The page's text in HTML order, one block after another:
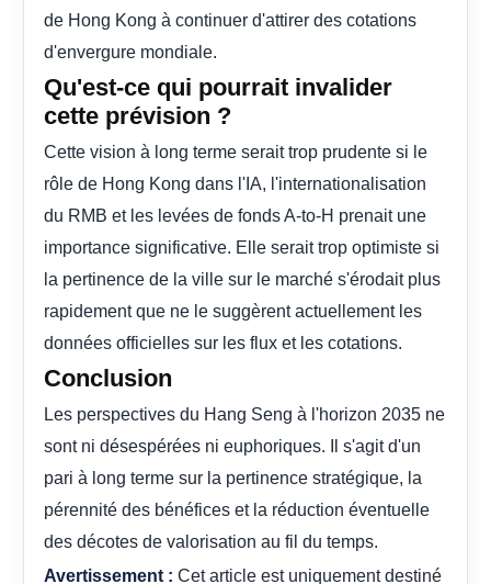
de Hong Kong à continuer d'attirer des cotations
d'envergure mondiale.
Qu'est-ce qui pourrait invalider
cette prévision ?
Cette vision à long terme serait trop prudente si le
rôle de Hong Kong dans l'IA, l'internationalisation
du RMB et les levées de fonds A-to-H prenait une
importance significative. Elle serait trop optimiste si
la pertinence de la ville sur le marché s'érodait plus
rapidement que ne le suggèrent actuellement les
données officielles sur les flux et les cotations.
Conclusion
Les perspectives du Hang Seng à l'horizon 2035 ne
sont ni désespérées ni euphoriques. Il s'agit d'un
pari à long terme sur la pertinence stratégique, la
pérennité des bénéfices et la réduction éventuelle
des décotes de valorisation au fil du temps.
Avertissement : Cet article est uniquement destiné